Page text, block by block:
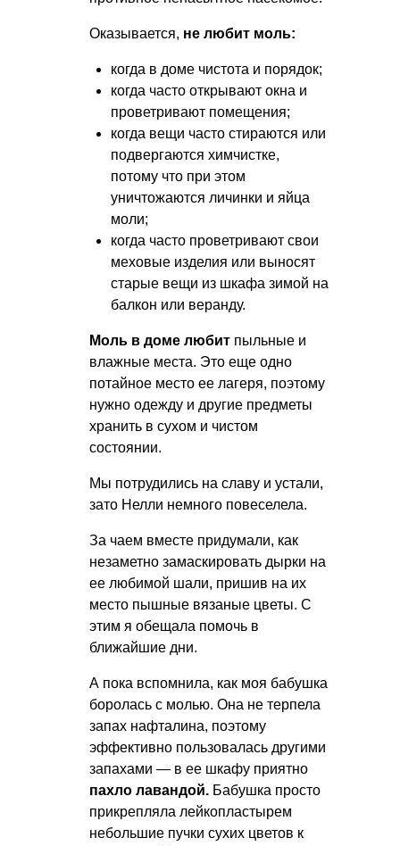
Оказывается, не любит моль:
когда в доме чистота и порядок;
когда часто открывают окна и
проветривают помещения;
когда вещи часто стираются или
подвергаются химчистке,
потому что при этом
уничтожаются личинки и яйца
моли;
когда часто проветривают свои
меховые изделия или выносят
старые вещи из шкафа зимой на
балкон или веранду.
Моль в доме любит пыльные и
влажные места. Это еще одно
потайное место ее лагеря, поэтому
нужно одежду и другие предметы
хранить в сухом и чистом
состоянии.
Мы потрудились на славу и устали,
зато Нелли немного повеселела.
За чаем вместе придумали, как
незаметно замаскировать дырки на
ее любимой шали, пришив на их
место пышные вязаные цветы. С
этим я обещала помочь в
ближайшие дни.
А пока вспомнила, как моя бабушка
боролась с молью. Она не терпела
запах нафталина, поэтому
эффективно пользовалась другими
запахами — в ее шкафу приятно
пахло лавандой. Бабушка просто
прикрепляла лейкопластырем
небольшие пучки сухих цветов к